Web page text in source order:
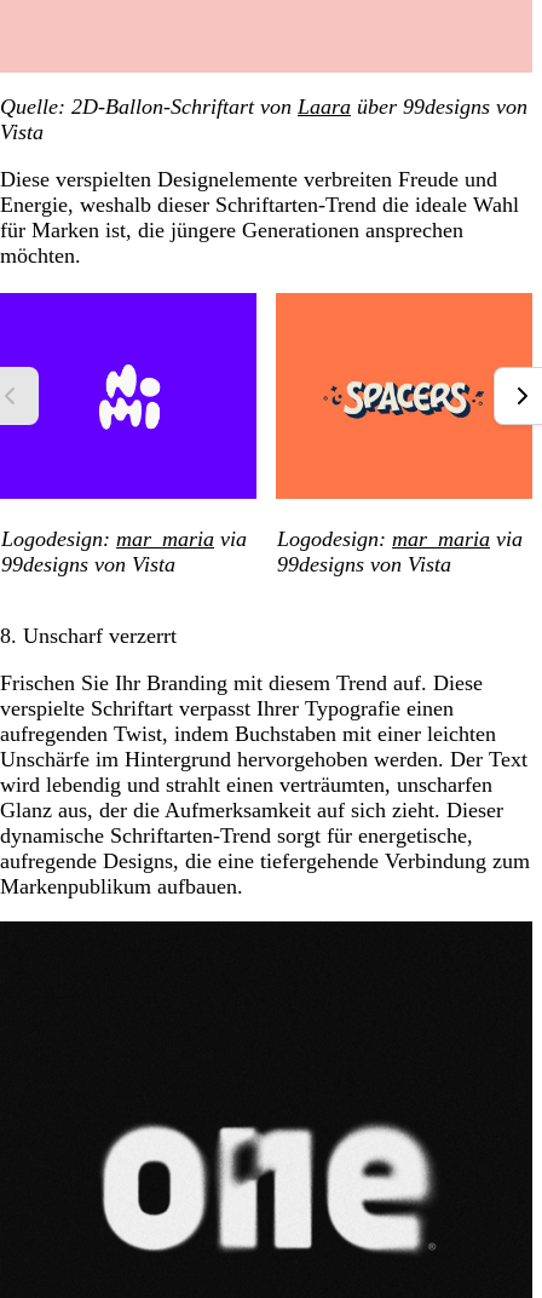
Quelle: 2D-Ballon-Schriftart von Laara über 99designs von
Vista
Diese verspielten Designelemente verbreiten Freude und
Energie, weshalb dieser Schriftarten-Trend die ideale Wahl
für Marken ist, die jüngere Generationen ansprechen
möchten.
Logodesign: mar_maria via
99designs von Vista
Logodesign: mar_maria via
99designs von Vista
8. Unscharf verzerrt
Frischen Sie Ihr Branding mit diesem Trend auf. Diese
verspielte Schriftart verpasst Ihrer Typografie einen
aufregenden Twist, indem Buchstaben mit einer leichten
Unschärfe im Hintergrund hervorgehoben werden. Der Text
wird lebendig und strahlt einen verträumten, unscharfen
Glanz aus, der die Aufmerksamkeit auf sich zieht. Dieser
dynamische Schriftarten-Trend sorgt für energetische,
aufregende Designs, die eine tiefergehende Verbindung zum
Markenpublikum aufbauen.